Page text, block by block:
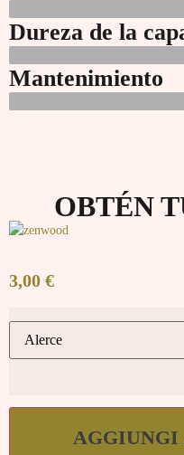
Dureza de la
Mantenimiento
OBTÉN
3,00 €